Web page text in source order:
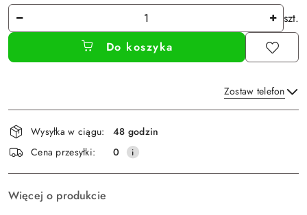
Ilość
szt.
Do koszyka
Zostaw telefon
Wyślij
Dostępność
i
dostawa
Wysyłka w ciągu:
48 godzin
Cena przesyłki:
0
Więcej o produkcie